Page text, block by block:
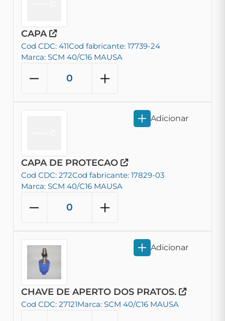
CAPA
Cod CDC: 411Cod fabricante: 17739-24
Marca: SCM 40/C16 MAUSA
CAPA DE PROTECAO
Cod CDC: 272Cod fabricante: 17829-03
Marca: SCM 40/C16 MAUSA
Adicionar
CHAVE DE APERTO DOS PRATOS.
Cod CDC: 27121Marca: SCM 40/C16 MAUSA
Adicionar